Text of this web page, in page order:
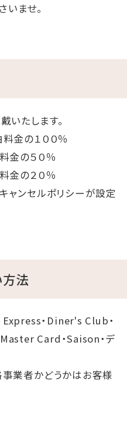
ませ。
いたします。
１００％
の５０％
の２０％
ャンセルポリシーが設定
法
Express・Diner's Club・
Master Card・Saison・デ
業者かどうかはお客様